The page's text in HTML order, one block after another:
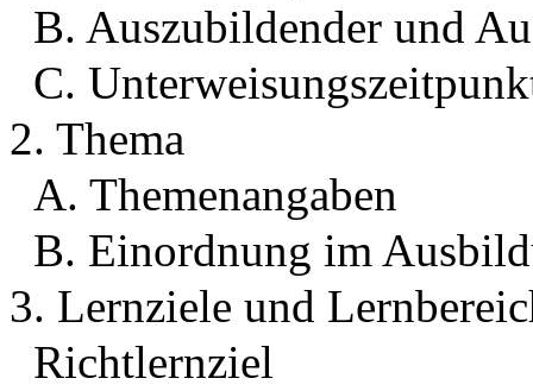
B. Auszubildender und
C.
2. Thema
A. Themenangaben
B. Einordnung im
3. Lernziele und
Richtlernziel